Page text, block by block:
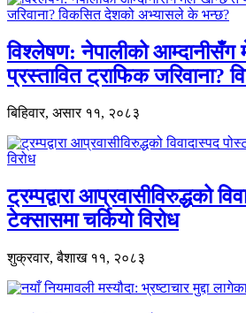
विश्लेषण: नेपालीको
प्रस्तावित ट्राफिक जरिवाना?
बिहिवार, असार ११, २०८३
ट्रम्पद्वारा आप्रवासीविरुद्धको
टेक्सासमा चर्कियो विरोध
शुक्रवार, बैशाख ११, २०८३